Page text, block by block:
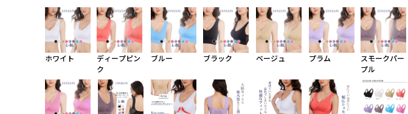
ホワイト
ディープピン
ク
ブルー ブラック ベージュ プラム
スモークパー
プル